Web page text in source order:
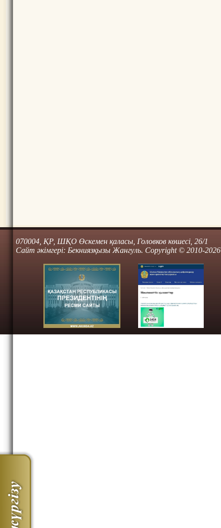
070004, ҚР, ШҚО Өскемен қаласы, Головков көшесі, 26/1
Сайт әкімгері: Бекниязқызы Жангуль. Copyright © 2010-2026